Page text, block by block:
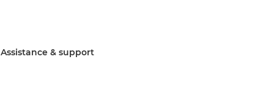
Assistance & support